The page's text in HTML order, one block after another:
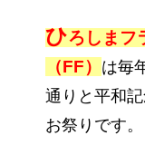
ひろしまフ
（FF） は毎
通りと平和
お祭りです。